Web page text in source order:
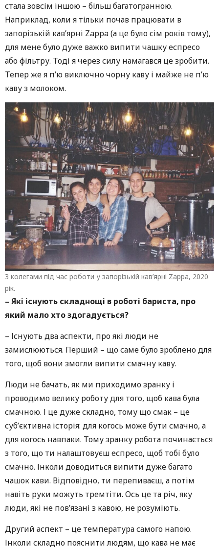
стала зовсім іншою – більш багатогранною.
Наприклад, коли я тільки почав працювати в
запорізькій кав’ярні Zappa (а це було сім років тому),
для мене було дуже важко випити чашку еспресо
або фільтру. Тоді я через силу намагався це зробити.
Тепер же я п’ю виключно чорну каву і майже не п’ю
каву з молоком.
З колегами під час роботи у запорізькій кав’ярні Zappa, 2020
рік.
– Які існують складнощі в роботі бариста, про
який мало хто здогадується?
– Існують два аспекти, про які люди не
замислюються. Перший – що саме було зроблено для
того, щоб вони змогли випити смачну каву.
Люди не бачать, як ми приходимо зранку і
проводимо велику роботу для того, щоб кава була
смачною. І це дуже складно, тому що смак – це
суб’єктивна історія: для когось може бути смачно, а
для когось навпаки. Тому зранку робота починається
з того, що ти налаштовуєш еспресо, щоб тобі було
смачно. Інколи доводиться випити дуже багато
чашок кави. Відповідно, ти перепиваєш, а потім
навіть руки можуть тремтіти. Ось це та річ, яку
люди, які не пов’язані з кавою, не розуміють.
Другий аспект – це температура самого напою.
Інколи складно пояснити людям, що кава не має